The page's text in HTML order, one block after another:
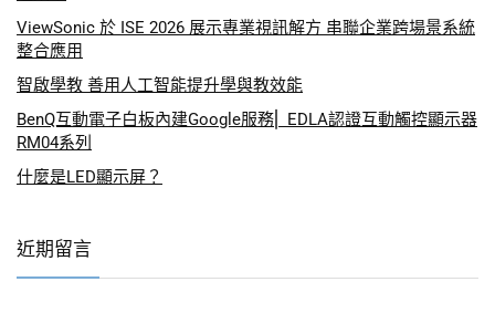
ViewSonic 於 ISE 2026 展示專業視訊解方 串聯企業跨場景系統
整合應用
智啟學教 善用人工智能提升學與教效能
BenQ互動電子白板內建Google服務⎜ EDLA認證互動觸控顯示器
RM04系列
什麼是LED顯示屏？
近期留言